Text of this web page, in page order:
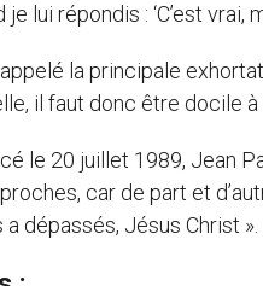
lui répondis : ‘C’est vrai,
la principale
il faut donc être docile
le 20 juillet 1989, Jean
car de part et
dépassés, Jésus Christ ».